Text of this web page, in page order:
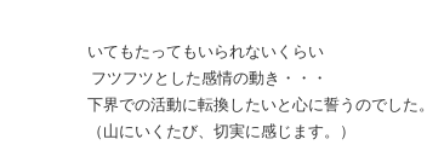
いてもたってもいられないくらい
フツフツとした感情の動き・・・
下界での活動に転換したいと心に誓うのでした。
（山にいくたび、切実に感じます。）